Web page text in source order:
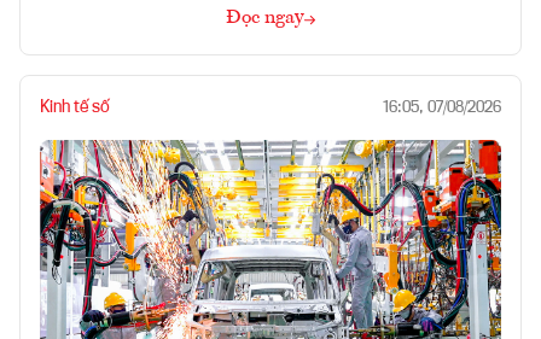
Đọc ngay
Kinh tế số 16:05, 07/08/2026